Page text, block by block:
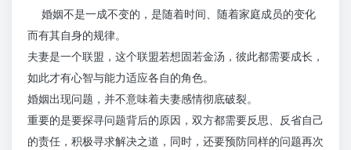
婚姻不是一成不变的，是随着时间、随着家庭成员的变化
而有其自身的规律。
夫妻是一个联盟，这个联盟若想固若金汤，彼此都需要成长，
如此才有心智与能力适应各自的角色。
婚姻出现问题，并不意味着夫妻感情彻底破裂。
重要的是要探寻问题背后的原因，双方都需要反思、反省自己
的责任，积极寻求解决之道，同时，还要预防同样的问题再次